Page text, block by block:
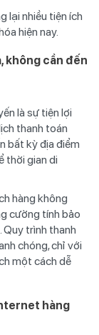
lại nhiều tiện ích
hiện nay.
không cần đến
là sự tiện lợi
thanh toán
bất kỳ địa điểm
thời gian di
hàng không
cường tính bảo
trình thanh
chóng, chỉ với
một cách dễ
hàng